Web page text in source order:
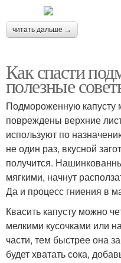
читать дальше →
Как спасти
полезные
Подмороженную капусту
повреждены верхние
используют по
не один раз, вкусной
получится.
мягкими, начнут
Да и процесс гниения в
Квасить капусту можно
мелкими кусочками или
части, тем быстрее она
будет хватать сока,